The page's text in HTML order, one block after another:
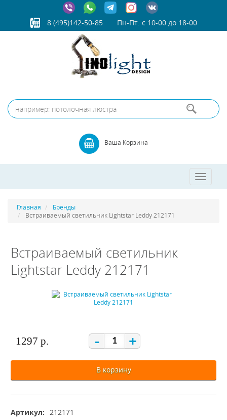
8 (495)142-50-85 Пн-Пт: с 10-00 до 18-00
Ваша Корзина
Toggle
Главная
Бренды
Встраиваемый светильник Lightstar Leddy 212171
Встраиваемый светильник
Lightstar Leddy 212171
1297 р. - +
В корзину
Артикул: 212171